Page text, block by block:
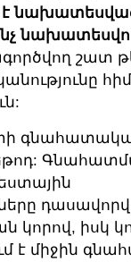
է
շատ
կորով, իսկ
է միջին